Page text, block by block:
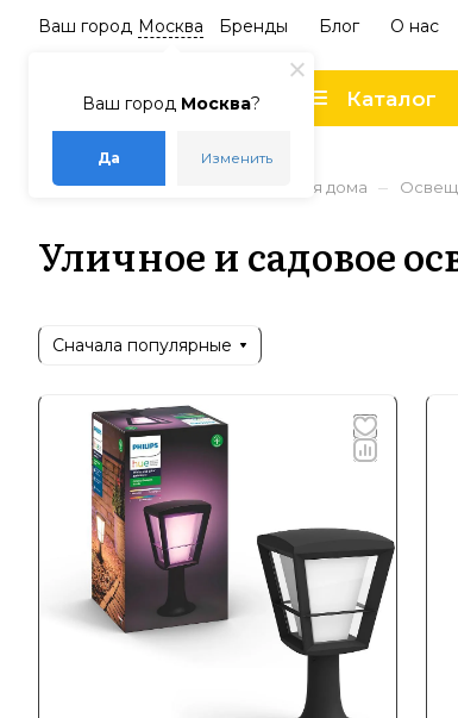
Ваш город Москва?
Да Изменить
Ваш город Москва Бренды Блог О нас
Каталог
Главная – Каталог Товары для дома –
Уличное и садовое
Сначала популярные